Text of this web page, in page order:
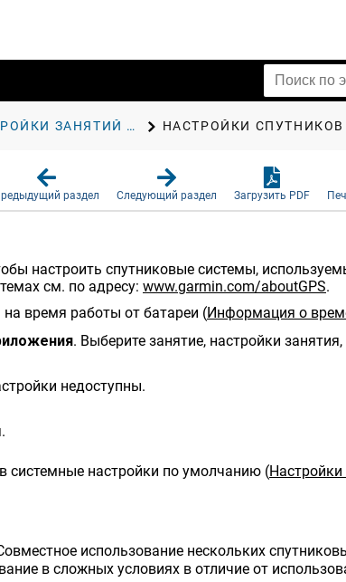
НАСТРОЙКИ ЗАНЯТИЙ И ПРИЛОЖЕНИЙ НАСТРОЙКИ СПУТНИКОВ
раздел Следующий раздел Загрузить PDF
настроить спутниковые системы,
см. по адресу: www.garmin.com/aboutGPS.
время работы от батареи (Информация о
. Выберите занятие, настройки
недоступны.
системные настройки по умолчанию (
использование нескольких
в сложных условиях в отличие от